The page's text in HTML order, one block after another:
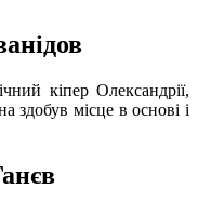
кіпер Олександрії,
здобув місце в основі і